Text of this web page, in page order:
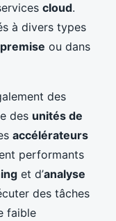
cloud.
à divers types
ou dans
des
des unités de
accélérateurs
performants
et d’analyse
des tâches
faible